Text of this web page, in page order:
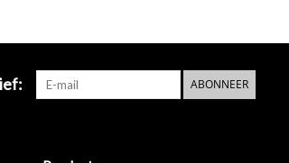
ABONNEER